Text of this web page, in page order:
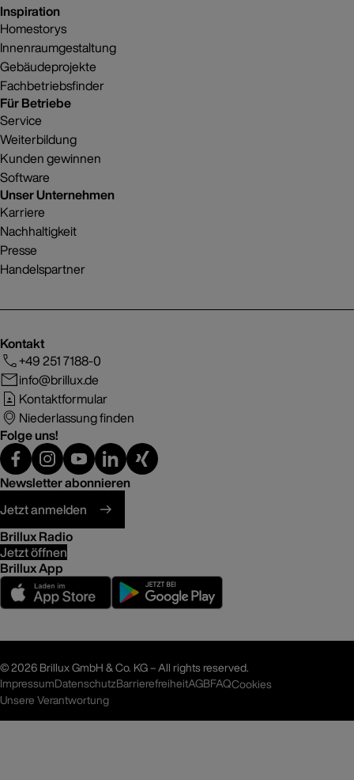
Inspiration
Homestorys
Innenraumgestaltung
Gebäudeprojekte
Fachbetriebsfinder
Für Betriebe
Service
Weiterbildung
Kunden gewinnen
Software
Unser Unternehmen
Karriere
Nachhaltigkeit
Presse
Handelspartner
Kontakt
+49 251 7188-0
info@brillux.de
Kontaktformular
Niederlassung finden
Folge uns!
Newsletter abonnieren
Jetzt anmelden
Brillux Radio
Jetzt öffnen
Brillux App
©2026 Brillux GmbH & Co. KG – All rights reserved.
ImpressumDatenschutzBarrierefreiheitAGBFAQCookies
Unsere Verantwortung